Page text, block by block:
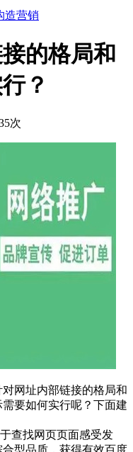
造营销
的格局和
？
次
网址内部链接的格局和
要如何实行呢？下面建
查找网页页面感受发